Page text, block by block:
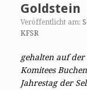
Goldstein
Veröffentlicht am:
KFSR
gehalten auf
Komitees
Jahrestag der